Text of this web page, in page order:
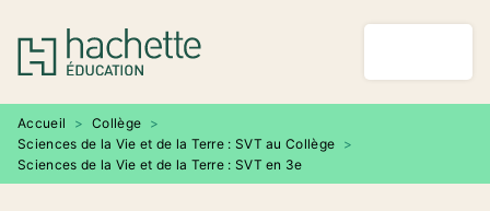
MENU RECHERCHE
PIED DE PAGE
Accueil > Collège >
Sciences de la Vie et de la Terre : SVT au Collège >
Sciences de la Vie et de la Terre : SVT en 3e